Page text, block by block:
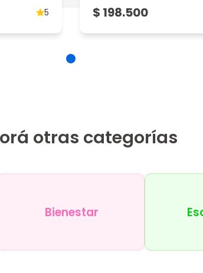
5
5 $ 198.500
otras categorías
Bienestar